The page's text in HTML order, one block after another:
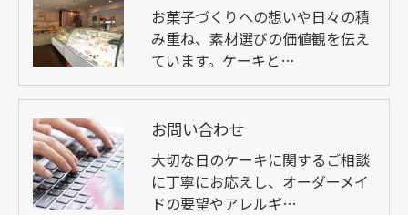
お菓子づくりへの想いや日々の積
み重ね、素材選びの価値観を伝え
ています。ケーキと…
お問い合わせ
大切な日のケーキに関するご相談
に丁寧にお応えし、オーダーメイ
ドの要望やアレルギ…